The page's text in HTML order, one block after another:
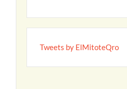
Tweets by ElMitoteQro